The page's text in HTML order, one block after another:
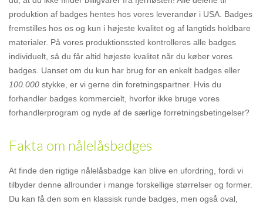
produktion af badges hentes hos vores leverandør i USA. Badges
fremstilles hos os og kun i højeste kvalitet og af langtids holdbare
materialer. På vores produktionssted kontrolleres alle badges
individuelt, så du får altid højeste kvalitet når du køber vores
badges. Uanset om du kun har brug for en enkelt badges eller
100.000 stykke, er vi gerne din foretningspartner. Hvis du
forhandler badges kommercielt, hvorfor ikke bruge vores
forhandlerprogram og nyde af de særlige forretningsbetingelser?
Fakta om nålelåsbadges
At finde den rigtige nålelåsbadge kan blive en ufordring, fordi vi
tilbyder denne allrounder i mange forskellige størrelser og former.
Du kan få den som en klassisk runde badges, men også oval,